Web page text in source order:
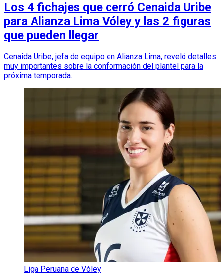
Los 4 fichajes que cerró Cenaida Uribe
para Alianza Lima Vóley y las 2 figuras
que pueden llegar
Cenaida Uribe, jefa de equipo en Alianza Lima, reveló detalles
muy importantes sobre la conformación del plantel para la
próxima temporada.
Liga Peruana de Vóley